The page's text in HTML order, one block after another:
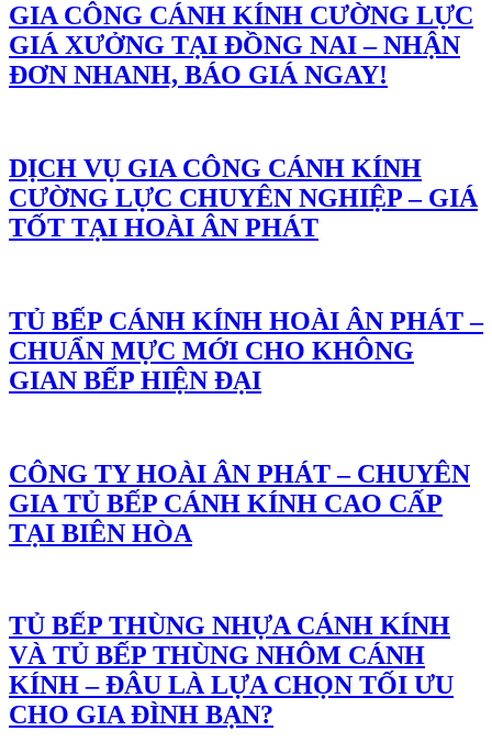
GIA CÔNG CÁNH KÍNH CƯỜNG LỰC
GIÁ XƯỞNG TẠI ĐỒNG NAI – NHẬN
ĐƠN NHANH, BÁO GIÁ NGAY!
DỊCH VỤ GIA CÔNG CÁNH KÍNH
CƯỜNG LỰC CHUYÊN NGHIỆP – GIÁ
TỐT TẠI HOÀI ÂN PHÁT
TỦ BẾP CÁNH KÍNH HOÀI ÂN PHÁT –
CHUẨN MỰC MỚI CHO KHÔNG
GIAN BẾP HIỆN ĐẠI
CÔNG TY HOÀI ÂN PHÁT – CHUYÊN
GIA TỦ BẾP CÁNH KÍNH CAO CẤP
TẠI BIÊN HÒA
TỦ BẾP THÙNG NHỰA CÁNH KÍNH
VÀ TỦ BẾP THÙNG NHÔM CÁNH
KÍNH – ĐÂU LÀ LỰA CHỌN TỐI ƯU
CHO GIA ĐÌNH BẠN?